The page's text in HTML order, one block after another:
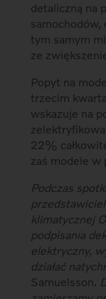
detaliczną na
samochodów,
tym samym
ze
Popyt na
trzecim
wskazuje na
22%
zaś modele
Podczas
klimatycznej
podpisania
elektryczny,
działać
Samuelsson.